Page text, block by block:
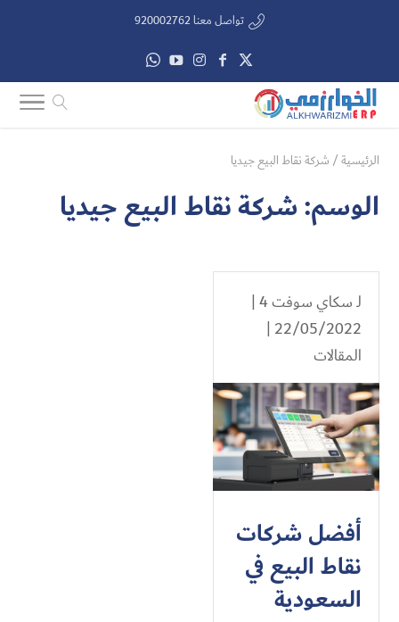
تواصل معنا 920002762
الرئيسية/ شركة نقاط البيع جيديا
الوسم:شركة نقاط البيع جيديا
لـسكاي سوفت 4
|
22/05/2022 |
المقالات
أفضل شركات
نقاط البيع في
السعودية